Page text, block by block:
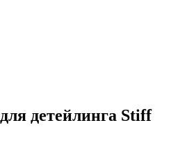
детейлинга Stiff